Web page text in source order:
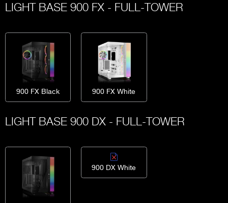
LIGHT BASE 900 FX - FULL-TOWER
900 FX Black 900 FX White
LIGHT BASE 900 DX - FULL-TOWER
900 DX White